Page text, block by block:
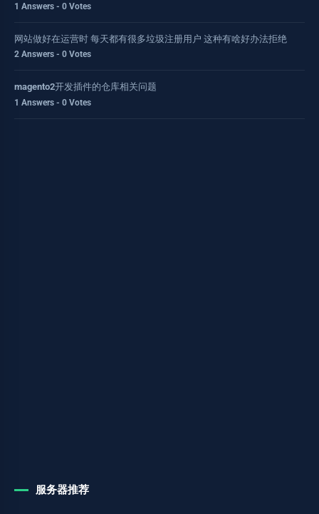
1 Answers - 0 Votes
网站做好在运营时 每天都有很多垃圾注册用户 这种有啥好办法拒绝
2 Answers - 0 Votes
magento2开发插件的仓库相关问题
1 Answers - 0 Votes
服务器推荐